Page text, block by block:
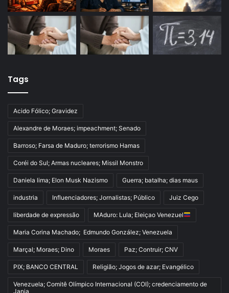
Tags
Acido Fólico; Gravidez
Alexandre de Moraes; impeachment; Senado
Barroso; Farsa de Maduro; terrorismo Hamas
Coréi do Sul; Armas nucleares; Missil Monstro
Daniela lima; Elon Musk Nazismo Guerra; batalha; dias maus
industria Influenciadores; Jornalistas; Público Juiz Cego
liberdade de expressão MAduro: Lula; Eleiçao Venezuel
Maria Corina Machado; Edmundo González; Venezuela
Marçal; Moraes; Dino Moraes Paz; Contruir; CNV
PIX; BANCO CENTRAL Religião; Jogos de azar; Evangélico
Venezuela; Comitê Olímpico Internacional (COI); credenciamento de
Janja